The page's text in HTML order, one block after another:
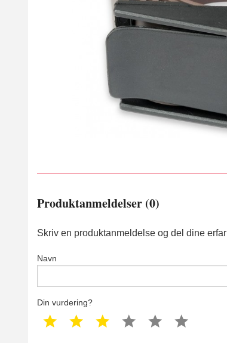
Produktanmeldelser (0)
Skriv en produktanmeldelse og del dine
Navn
Din vurdering?
1 star 2 star 3 star 4 star 5 star